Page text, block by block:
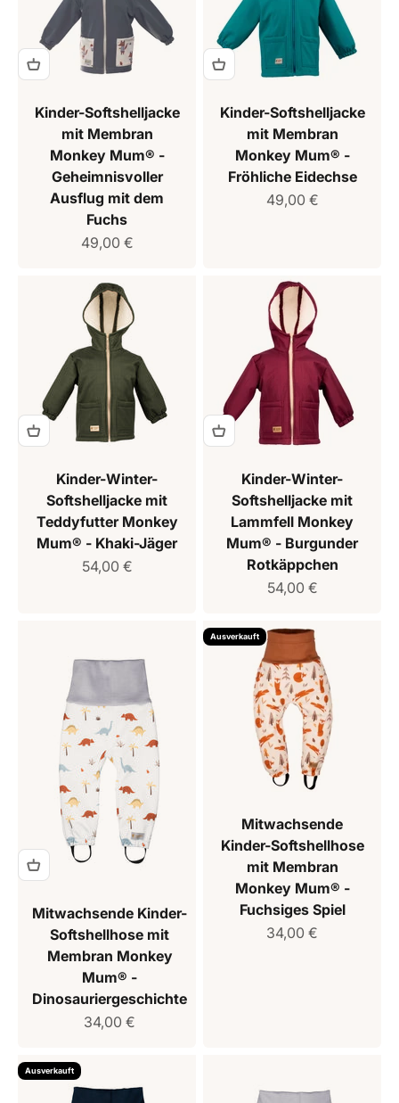
Kinder-Softshelljacke
mit Membran
Monkey Mum® -
Geheimnisvoller
Ausflug mit dem
Fuchs
Verkaufspreis
49,00 €
Kinder-Softshelljacke
mit Membran
Monkey Mum® -
Fröhliche Eidechse
Verkaufspreis
49,00 €
Kinder-Winter-
Softshelljacke mit
Teddyfutter Monkey
Mum® - Khaki-Jäger
Verkaufspreis
54,00 €
Kinder-Winter-
Softshelljacke mit
Lammfell Monkey
Mum® - Burgunder
Rotkäppchen
Verkaufspreis
54,00 €
Mitwachsende Kinder-
Softshellhose mit
Membran Monkey
Mum® -
Dinosauriergeschichte
Verkaufspreis
34,00 €
Ausverkauft
Mitwachsende
Kinder-Softshellhose
mit Membran
Monkey Mum® -
Fuchsiges Spiel
Verkaufspreis
34,00 €
Ausverkauft